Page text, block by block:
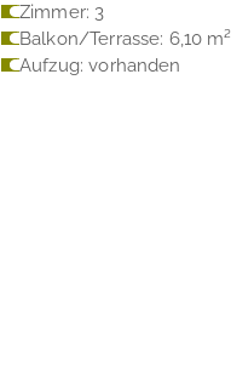
Zimmer: 3
Balkon/Terrasse: 6,10 m²
Aufzug: vorhanden